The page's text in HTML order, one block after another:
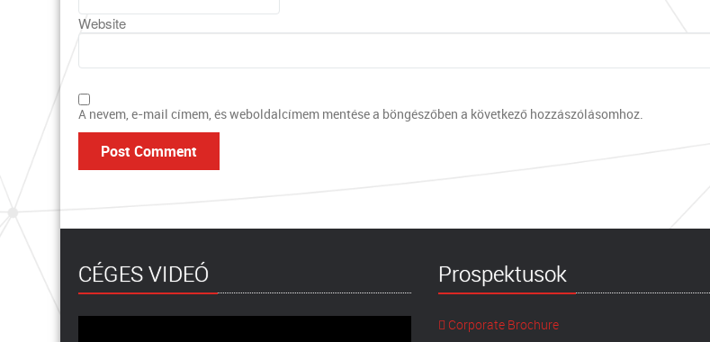
Website
A nevem, e-mail címem, és weboldalcímem mentése a böngészőben a következő hozzászólásomhoz.
CÉGES VIDEÓ Prospektusok
Corporate Brochure